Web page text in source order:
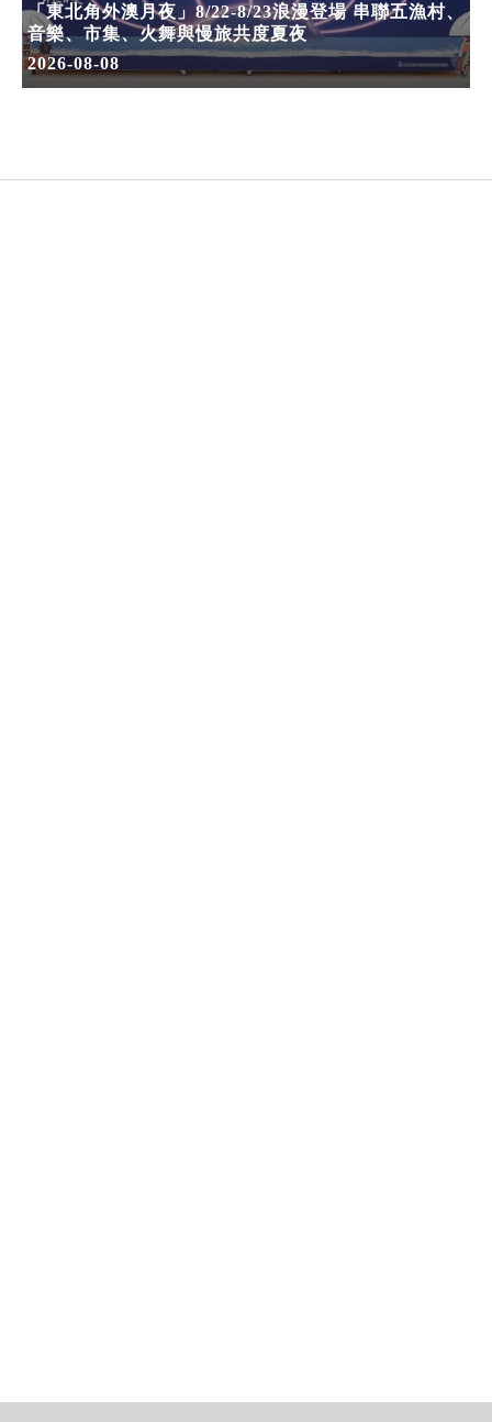
「東北角外澳月夜」8/22-8/23浪漫登場 串聯五漁村、
音樂、市集、火舞與慢旅共度夏夜
2026-08-08